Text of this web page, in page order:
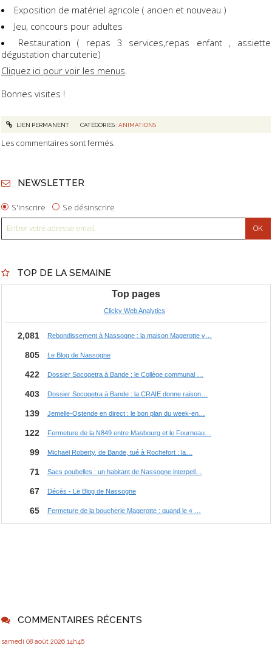
Exposition de matériel agricole ( ancien et nouveau )
Jeu, concours pour adultes
Restauration ( repas 3 services,repas enfant , assiette
dégustation charcuterie)
Cliquez ici pour voir les menus.
Bonnes visites !
LIEN PERMANENT CATÉGORIES :ANIMATIONS
Les commentaires sont fermés.
NEWSLETTER
S'inscrire Se désinscrire
TOP DE LA SEMAINE
COMMENTAIRES RÉCENTS
samedi 08 août 2026 14h46